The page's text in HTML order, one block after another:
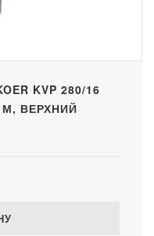
KVP 280/16
ВЕРХНИЙ